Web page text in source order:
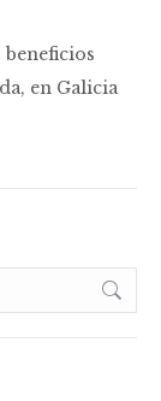
en Galicia